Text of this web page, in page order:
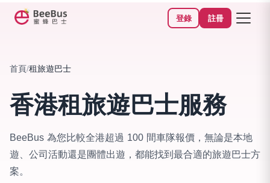
登錄 註冊
首頁/租旅遊巴士
香港租旅遊巴士服務
BeeBus 為您比較全港超過 100 間車隊報價，無論是本地
遊、公司活動還是團體出遊，都能找到最合適的旅遊巴士方
案。